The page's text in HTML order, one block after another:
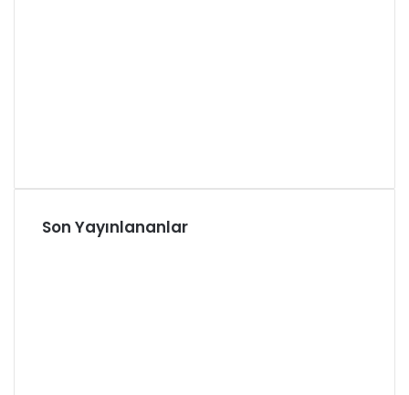
Son Yayınlananlar